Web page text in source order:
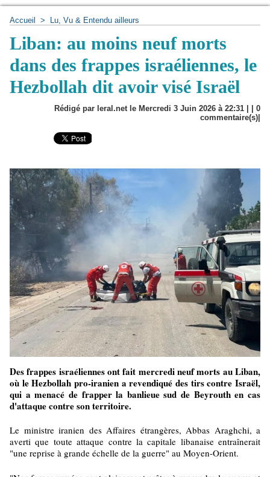
Accueil > Lu, Vu & Entendu ailleurs
Liban: au moins neuf morts
dans des frappes israéliennes, le
Hezbollah dit avoir visé Israël
Rédigé par leral.net le Mercredi 3 Juin 2026 à 22:31 | | 0
commentaire(s)|
Des frappes israéliennes ont fait mercredi neuf morts au Liban,
où le Hezbollah pro-iranien a revendiqué des tirs contre Israël,
qui a menacé de frapper la banlieue sud de Beyrouth en cas
d'attaque contre son territoire.
Le ministre iranien des Affaires étrangères, Abbas Araghchi, a
averti que toute attaque contre la capitale libanaise entraînerait
"une reprise à grande échelle de la guerre" au Moyen-Orient.